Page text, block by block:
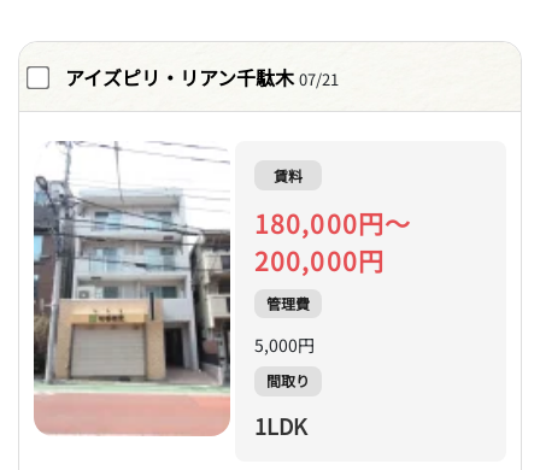
アイズピリ・リアン千駄木 07/21
賃料
180,000円～
200,000円
管理費
5,000円
間取り
1LDK